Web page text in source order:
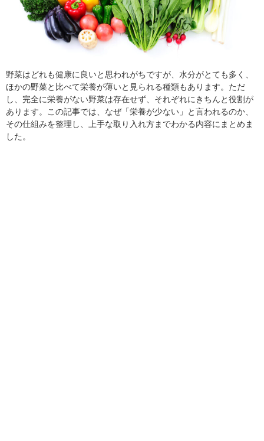
おすすめ
野菜はどれも健康に良いと思われがちですが、水分がとても多く、
ほかの野菜と比べて栄養が薄いと見られる種類もあります。ただ
し、完全に栄養がない野菜は存在せず、それぞれにきちんと役割が
あります。この記事では、なぜ「栄養が少ない」と言われるのか、
その仕組みを整理し、上手な取り入れ方までわかる内容にまとめま
した。